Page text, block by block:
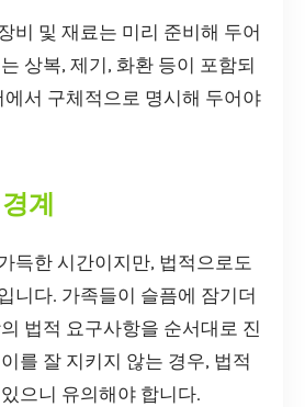
비 및 재료는 미리 준비해 두어
상복, 제기, 화환 등이 포함되
에서 구체적으로 명시해 두어야
계
득한 시간이지만, 법적으로도
니다. 가족들이 슬픔에 잠기더
법적 요구사항을 순서대로 진
를 잘 지키지 않는 경우, 법적
으니 유의해야 합니다.